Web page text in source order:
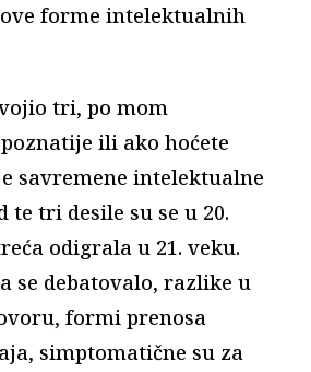
forme intelektualnih
tri, po mom
ili ako hoćete
savremene intelektualne
te tri desile su se u 20.
odigrala u 21. veku.
se debatovalo, razlike u
formi prenosa
simptomatične su za